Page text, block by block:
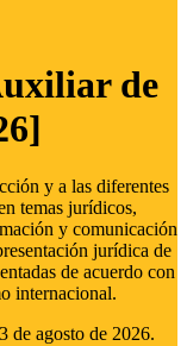
de
y a las diferentes
temas jurídicos,
y comunicación
jurídica de
de acuerdo con
internacional.
3 de agosto de 2026.